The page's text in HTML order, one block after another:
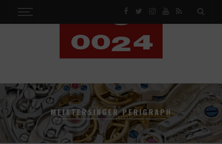
MEISTERSINGER PERIGRAPH